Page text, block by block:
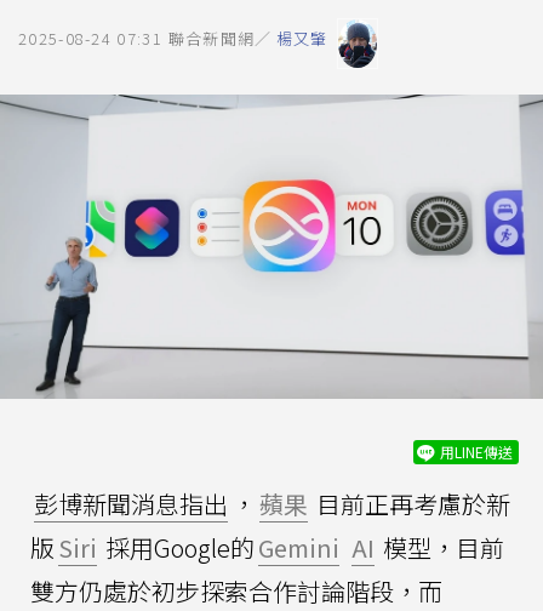
2025-08-24 07:31 聯合新聞網／ 楊又肇
用LINE傳送
彭博新聞消息指出 ， 蘋果 目前正再考慮於新
版Siri 採用Google的Gemini AI 模型，目前
雙方仍處於初步探索合作討論階段，而